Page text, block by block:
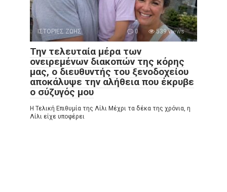
ΙΣΤΟΡΙΕΣ ΖΩΗΣ 0 539 views
Την τελευταία μέρα των
ονειρεμένων διακοπών της κόρης
μας, ο διευθυντής του ξενοδοχείου
αποκάλυψε την αλήθεια που έκρυβε
ο σύζυγός μου
Η Τελική Επιθυμία της Λίλι Μέχρι τα δέκα της χρόνια, η
Λίλι είχε υποφέρει